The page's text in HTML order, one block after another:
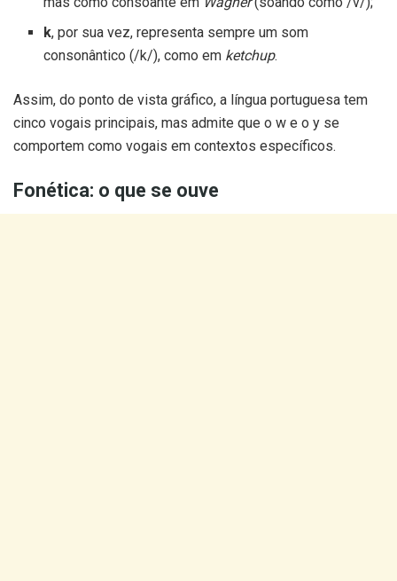
k, por sua vez, representa sempre um som
consonântico (/k/), como em ketchup.
Assim, do ponto de vista gráfico, a língua portuguesa tem
cinco vogais principais, mas admite que o w e o y se
comportem como vogais em contextos específicos.
Fonética: o que se ouve